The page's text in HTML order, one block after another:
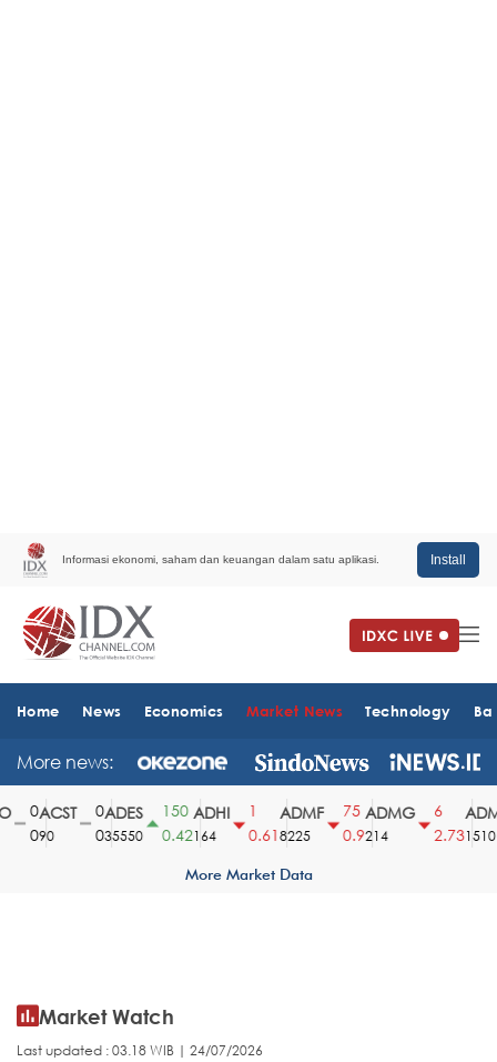
Informasi ekonomi, saham dan keuangan dalam satu aplikasi. Install
Home News Economics Market News Technology
More news:
ACST
90
ADES
35550
150
0.42
ADHI
164
0.61
ADMF
8225
75
0.9
ADMG
214
2.73
ADMR
1510
More Market Data
Market Watch
Last updated : 03.18 WIB | 24/07/2026